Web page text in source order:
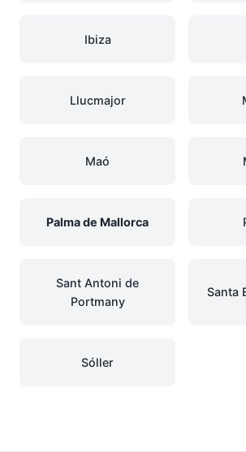
Ibiza
Llucmajor
Maó
Palma de Mallorca
Sant Antoni de
Portmany
Santa
Sóller